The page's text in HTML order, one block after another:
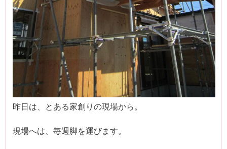
昨日は、とある家創りの現場から。
現場へは、毎週脚を運びます。